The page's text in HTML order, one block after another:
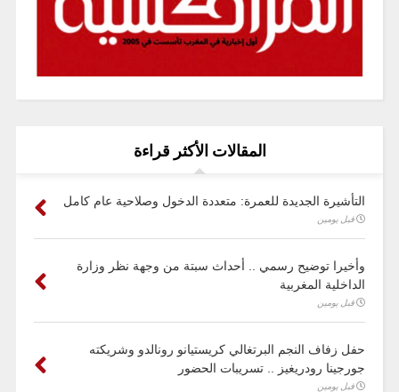
المقالات الأكثر قراءة
التأشيرة الجديدة للعمرة: متعددة الدخول وصلاحية عام كامل
قبل يومين
وأخيرا توضيح رسمي .. أحداث سبتة من وجهة نظر وزارة
الداخلية المغربية
قبل يومين
حفل زفاف النجم البرتغالي كريستيانو رونالدو وشريكته
جورجينا رودريغيز .. تسريبات الحضور
قبل يومين